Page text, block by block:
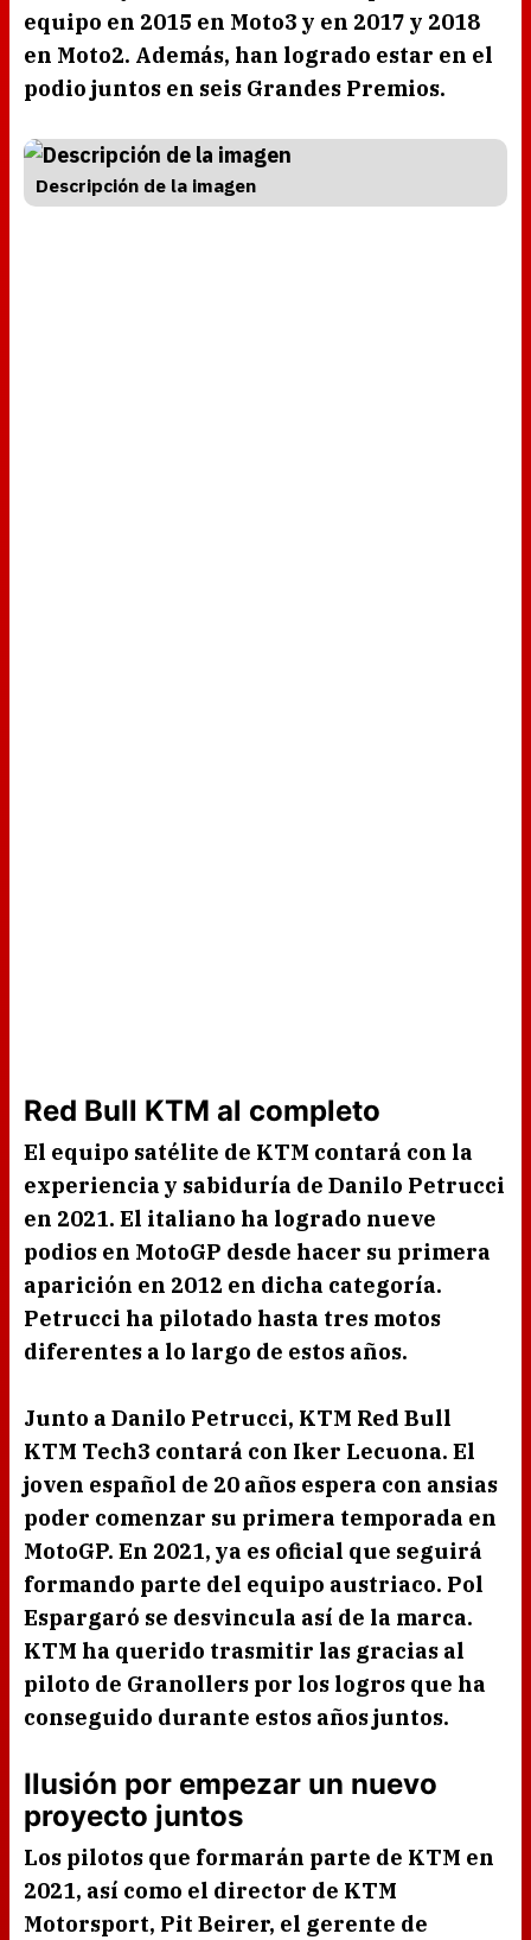
equipo en 2015 en Moto3 y en 2017 y 2018
en Moto2. Además, han logrado estar en el
podio juntos en seis Grandes Premios.
Descripción de la imagen
Red Bull KTM al completo
El equipo satélite de KTM contará con la
experiencia y sabiduría de Danilo Petrucci
en 2021. El italiano ha logrado nueve
podios en MotoGP desde hacer su primera
aparición en 2012 en dicha categoría.
Petrucci ha pilotado hasta tres motos
diferentes a lo largo de estos años.
Junto a Danilo Petrucci, KTM Red Bull
KTM Tech3 contará con Iker Lecuona. El
joven español de 20 años espera con ansias
poder comenzar su primera temporada en
MotoGP. En 2021, ya es oficial que seguirá
formando parte del equipo austriaco. Pol
Espargaró se desvincula así de la marca.
KTM ha querido trasmitir las gracias al
piloto de Granollers por los logros que ha
conseguido durante estos años juntos.
Ilusión por empezar un nuevo
proyecto juntos
Los pilotos que formarán parte de KTM en
2021, así como el director de KTM
Motorsport, Pit Beirer, el gerente de